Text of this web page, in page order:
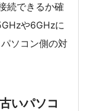
続できるか確
や6GHzに
ソコン側の対
いパソコ